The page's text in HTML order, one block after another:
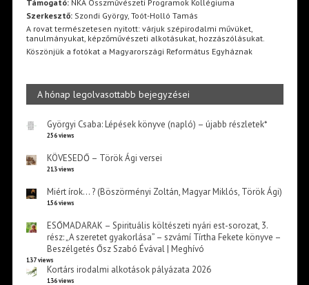
Támogató:NKA Összművészeti Programok Kollégiuma
Szerkesztő:Szondi György, Toót-Holló Tamás
A rovat természetesen nyitott: várjuk szépirodalmi művüket,
tanulmányukat, képzőművészeti alkotásukat, hozzászólásukat.
Köszönjük a fotókat a Magyarországi Református Egyháznak
A hónap legolvasottabb bejegyzései
Györgyi Csaba: Lépések könyve (napló) – újabb részletek*
256 views
KÖVESEDŐ – Török Ági versei
213 views
Miért írok… ? (Böszörményi Zoltán, Magyar Miklós, Török Ági)
156 views
ESŐMADARAK – Spirituális költészeti nyári est-sorozat, 3.
rész: „A szeretet gyakorlása” – szvámí Tírtha Fekete könyve –
Beszélgetés Ősz Szabó Évával | Meghívó
137 views
Kortárs irodalmi alkotások pályázata 2026
136 views